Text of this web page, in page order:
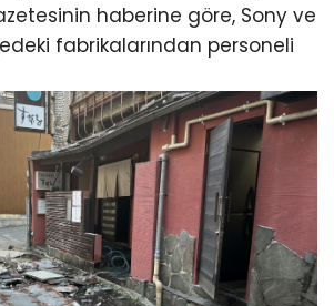
haberine göre, Sony ve
fabrikalarından personeli